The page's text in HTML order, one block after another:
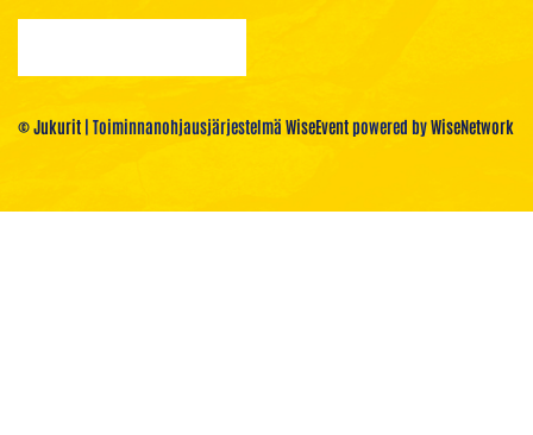
© Jukurit | Toiminnanohjausjärjestelmä WiseEventpowered byWiseNetwork